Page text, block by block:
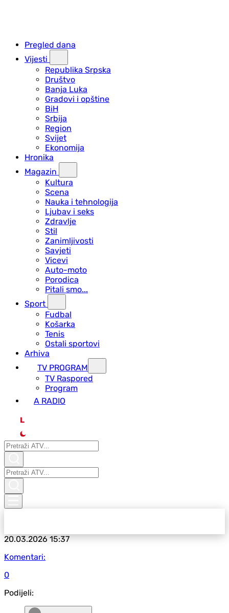
Pregled dana
Vijesti
Republika Srpska
Društvo
Banja Luka
Gradovi i opštine
BiH
Srbija
Region
Svijet
Ekonomija
Hronika
Magazin
Kultura
Scena
Nauka i tehnologija
Ljubav i seks
Zdravlje
Stil
Zanimljivosti
Savjeti
Vicevi
Auto-moto
Porodica
Pitali smo...
Sport
Fudbal
Košarka
Tenis
Ostali sportovi
Arhiva
TV PROGRAM
ТV Raspored
Program
A RADIO
L
20.03.202615:37
Komentari:
0
Podijeli: